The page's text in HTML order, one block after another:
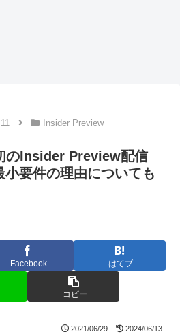
Insider Preview
のInsider Preview配信
小要件の理由についても
Facebook はてブ
コピー
2021/06/29 2024/06/13